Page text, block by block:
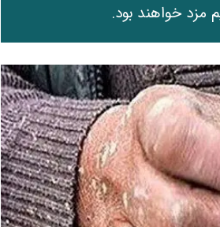
خواهند بود.